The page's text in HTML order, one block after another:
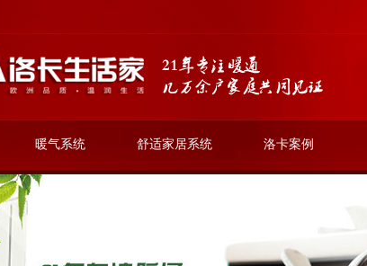
暖气系统 舒适家居系统 洛卡案例